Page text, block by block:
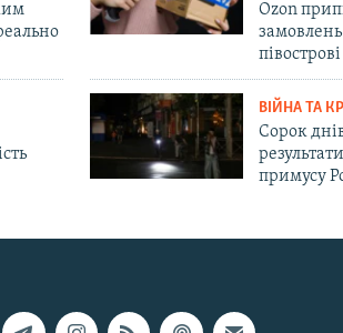
Ozon
півострові
ВІЙНА ТА
Сорок
примусу